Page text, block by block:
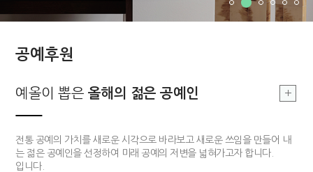
공예후원
부여, 지역문화싹틔우기
부여 지역의 공예를 기반으로 한 지역문화를 발전시킴으로 공예 커뮤니티
의 구심점을 구축하고자 합니다.
예올이 뽑은 올해의 장인
전통적 기법과 기능을 구현할 수 있고 개방적 사고를 가지고 있는 장인 한
분을 매년 선정하여 작품개발 및 판매까지 전 과정을 함께하는 후원 사업
입니다.
예올이 뽑은 올해의 젊은 공예인
전통 공예의 가치를 새로운 시각으로 바라보고 새로운 쓰임을 만들어 내
는 젊은 공예인을 선정하여 미래 공예의 저변을 넓혀가고자 합니다.
부여, 지역문화올해의 장인